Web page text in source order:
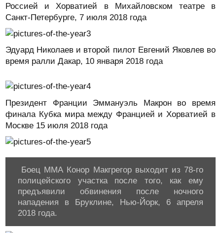
Россией и Хорватией в Михайловском театре в
Санкт-Петербурге, 7 июля 2018 года
Эдуард Николаев и второй пилот Евгений Яковлев во
время ралли Дакар, 10 января 2018 года
Президент Франции Эммануэль Макрон во время
финала Кубка мира между Францией и Хорватией в
Москве 15 июля 2018 года
Боец ММА Конор Макгрегор выходит из 78-го
полицейского участка после того, как ему
предъявили обвинения после ночного
нападения в Бруклине, Нью-Йорк, 6 апреля
2018 года.